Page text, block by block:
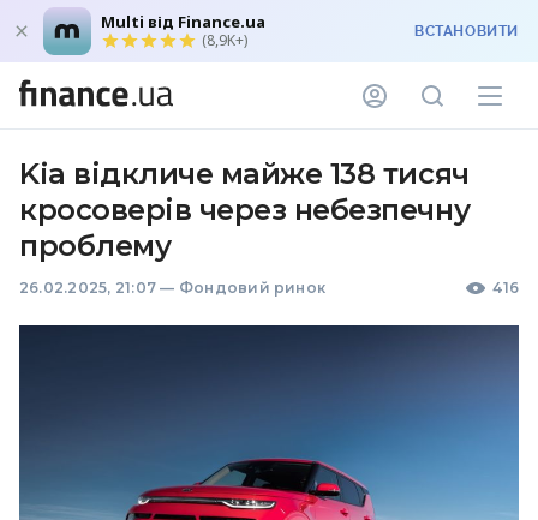
Multi від Finance.ua
(8,9K+) ВСТАНОВИТИ
Kia відкличе майже 138 тисяч
кросоверів через небезпечну
проблему
26.02.2025, 21:07 — Фондовий ринок 416